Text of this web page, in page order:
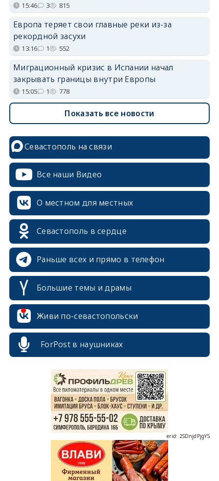
15:46 3 815
Европа теряет свои главные реки из-за
рекордной засухи
13:16 1 552
Миграционный кризис в Испании начал
закрывать границы внутри Европы
15:05 1 778
Показать все новости
Севастополь на связи
Все наши Видео
О местном для местных
Севастополь в сердце
Раньше всех и прямо в телефон
Большие темы и драмы
Живи по-севастопольски
ForPost в наушниках
erid: 2SDnjcrDNw6
erid: 2SDnjdvhGXG